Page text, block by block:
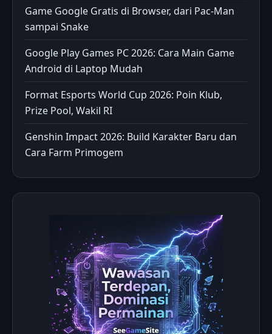
Game Google Gratis di Browser, dari Pac-Man
sampai Snake
Google Play Games PC 2026: Cara Main Game
Android di Laptop Mudah
Format Esports World Cup 2026: Poin Klub,
Prize Pool, Wakil RI
Genshin Impact 2026: Build Karakter Baru dan
Cara Farm Primogem